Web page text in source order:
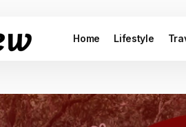
Home Lifestyle